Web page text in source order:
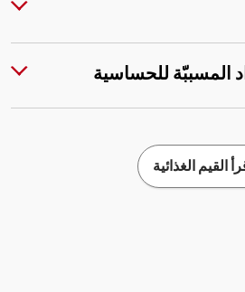
المسببّة للحساسية
القيم الغذائية